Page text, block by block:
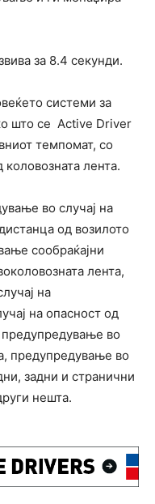
за 8.4 секунди.
системи за
што се Active Driver
темпомат, со
лента.
во случај на
од возилото
сообраќајни
лента,
на
на опасност од
предупредување во
предупредување во
задни и странични
нешта.